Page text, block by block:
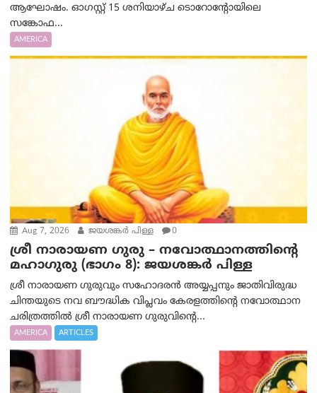
ആഘോഷം. ഓഗസ്റ്റ് 15 ശനിയാഴ്ച ടൊറോന്റോയിലെ
സങ്കോഫ...
AMERICA
Aug 7, 2026 ജയശങ്കര്‍ പിള്ള 0
ശ്രീ നാരായണ ഗുരു – നവോത്ഥാനത്തിന്റെ
മഹാഗുരു (ഭാഗം 8): ജയശങ്കര്‍ പിള്ള
ശ്രീ നാരായണ ഗുരുവും സഹോദരൻ അയ്യപ്പനും ജാതിവിരുദ്ധ
ചിന്തയുടെ നവ ബൗദ്ധിക വിപ്ലവം കേരളത്തിന്റെ നവോത്ഥാന
ചരിത്രത്തിൽ ശ്രീ നാരായണ ഗുരുവിന്റെ...
AMERICA ARTICLES